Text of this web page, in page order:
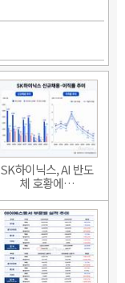
SK하이닉스, AI 반도
체 호황에…